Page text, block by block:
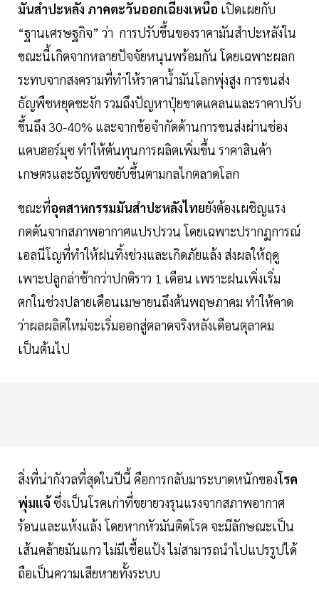
มันสำปะหลัง ภาคตะวันออกเฉียงเหนือ เปิดเผยกับ
“ฐานเศรษฐกิจ” ว่า การปรับขึ้นของราคามันสำปะหลังใน
ขณะนี้เกิดจากหลายปัจจัยหนุนพร้อมกัน โดยเฉพาะผลก
ระทบจากสงครามที่ทำให้ราคาน้ำมันโลกพุ่งสูง การขนส่ง
ธัญพืชหยุดชะงัก รวมถึงปัญหาปุ๋ยขาดแคลนและราคาปรับ
ขึ้นถึง 30-40% และจากข้อจำกัดด้านการขนส่งผ่านช่อง
แคบฮอร์มุซ ทำให้ต้นทุนการผลิตเพิ่มขึ้น ราคาสินค้า
เกษตรและธัญพืชขยับขึ้นตามกลไกตลาดโลก
ขณะที่อุตสาหกรรมมันสำปะหลังไทยยังต้องเผชิญแรง
กดดันจากสภาพอากาศแปรปรวน โดยเฉพาะปรากฏการณ์
เอลนีโญที่ทำให้ฝนทิ้งช่วงและเกิดภัยแล้ง ส่งผลให้ฤดู
เพาะปลูกล่าช้ากว่าปกติราว 1 เดือน เพราะฝนเพิ่งเริ่ม
ตกในช่วงปลายเดือนเมษายนถึงต้นพฤษภาคม ทำให้คาด
ว่าผลผลิตใหม่จะเริ่มออกสู่ตลาดจริงหลังเดือนตุลาคม
เป็นต้นไป
สิ่งที่น่ากังวลที่สุดในปีนี้ คือการกลับมาระบาดหนักของโรค
พุ่มแจ้ซึ่งเป็นโรคเก่าที่ขยายวงรุนแรงจากสภาพอากาศ
ร้อนและแห้งแล้ง โดยหากหัวมันติดโรค จะมีลักษณะเป็น
เส้นคล้ายมันแกว ไม่มีเชื้อแป้ง ไม่สามารถนำไปแปรรูปได้
ถือเป็นความเสียหายทั้งระบบ